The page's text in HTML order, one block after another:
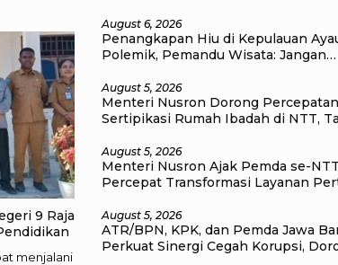
Raja
menjalani
August 6, 2026
Penangkapan Hiu di Kepulauan
Polemik, Pemandu Wisata: Jangan
August 5, 2026
Menteri Nusron Dorong Percepatan
Sertipikasi Rumah Ibadah di NTT,
August 5, 2026
Menteri Nusron Ajak Pemda se-NTT
Percepat Transformasi Layanan
August 5, 2026
ATR/BPN, KPK, dan Pemda Jawa
Perkuat Sinergi Cegah Korupsi,